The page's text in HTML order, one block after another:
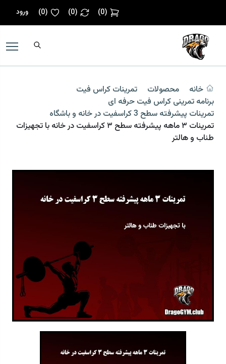
(
0
)
(
0
)
(
0
) ورود
خانه محصولات
تمرینات کراس فیت
برنامه تمرینی کراس فیت حرفه ای
تمرینات پیشرفته سطح 3 کراسفیت در خانه و باشگاه
تمرینات ۳ ماهه پیشرفته سطح ۳ کراسفیت در خانه با تجهیزات
طناب و هالتر